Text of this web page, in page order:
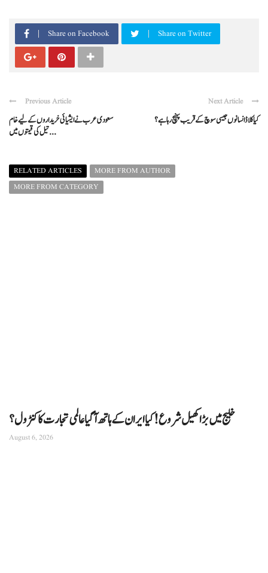
Share on Facebook Share on Twitter
Previous Article
سعودی عرب نے ایشیائی خریداروں کے لیے خام
تیل کی قیمتوں میں ...
Next Article
کیا کلاڈ انسانوں جیسی سوچ کے قریب پہنچ رہا ہے؟
RELATED ARTICLES
MORE FROM AUTHOR
MORE FROM CATEGORY
خلیج میں بڑا کھیل شروع! کیا ایران کے ہاتھ آ گیا عالمی تجارت کا کنٹرول؟
August 6, 2026